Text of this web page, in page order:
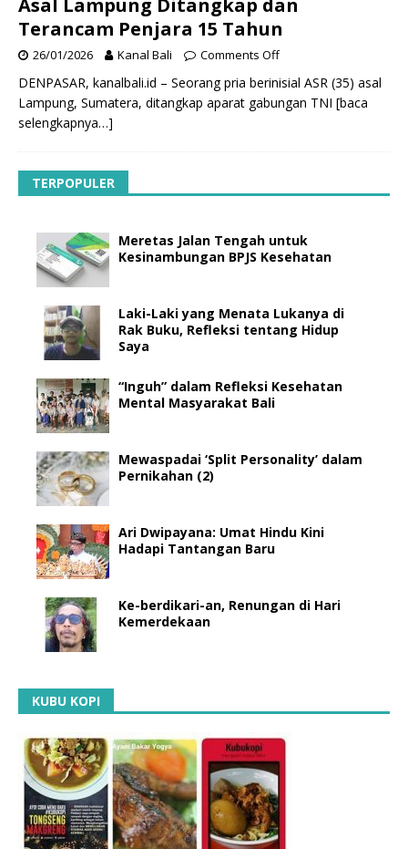
Terancam Penjara 15 Tahun
26/01/2026 Kanal Bali Comments Off
DENPASAR, kanalbali.id – Seorang pria berinisial ASR (35) asal
Lampung, Sumatera, ditangkap aparat gabungan TNI [baca
selengkapnya…]
TERPOPULER
Meretas Jalan Tengah untuk
Kesinambungan BPJS Kesehatan
Laki-Laki yang Menata Lukanya di
Rak Buku, Refleksi tentang Hidup
Saya
“Inguh” dalam Refleksi Kesehatan
Mental Masyarakat Bali
Mewaspadai ‘Split Personality’ dalam
Pernikahan (2)
Ari Dwipayana: Umat Hindu Kini
Hadapi Tantangan Baru
Ke-berdikari-an, Renungan di Hari
Kemerdekaan
KUBU KOPI